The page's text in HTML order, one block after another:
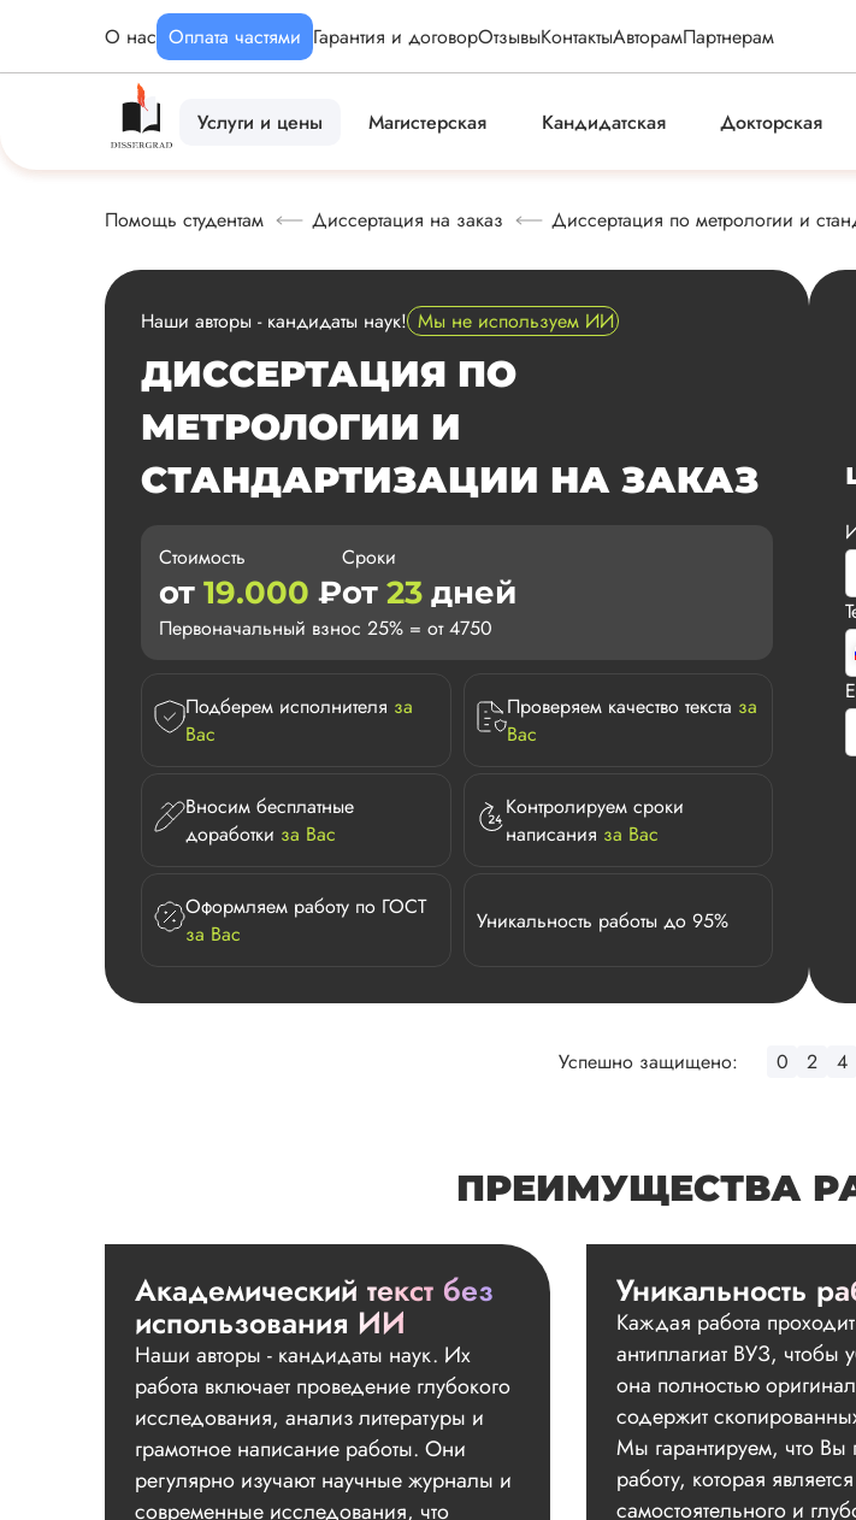
О нас Оплата частями Гарантия и договорОтзывыКонтактыАвторамПартнерам
Услуги и цены Магистерская Кандидатская Докторская
Помощь студентам Диссертация на заказ Диссертация по метрологии и
Наши авторы - кандидаты наук! Мы не используем ИИ
ДИССЕРТАЦИЯ ПО
МЕТРОЛОГИИ И
СТАНДАРТИЗАЦИИ НА ЗАКАЗ
Стоимость
от 19.000 ₽
Сроки
от 23 дней
Первоначальный взнос 25% = от 4750
Подберем исполнителя за
Вас
Проверяем качество текста за
Вас
Вносим бесплатные
доработки за Вас
Контролируем сроки
написания за Вас
Оформляем работу по ГОСТ
за Вас
Уникальность работы до 95%
Успешно защищено: 4
2
0
ПРЕИМУЩЕСТВА
Академический текст без
использования ИИ
Наши авторы - кандидаты наук. Их
работа включает проведение глубокого
исследования, анализ литературы и
грамотное написание работы. Они
регулярно изучают научные журналы и
современные исследования, что
Уникальность
Каждая работа
антиплагиат ВУЗ, чтобы
она полностью
содержит
Мы гарантируем, что Вы
работу, которая
самостоятельного и